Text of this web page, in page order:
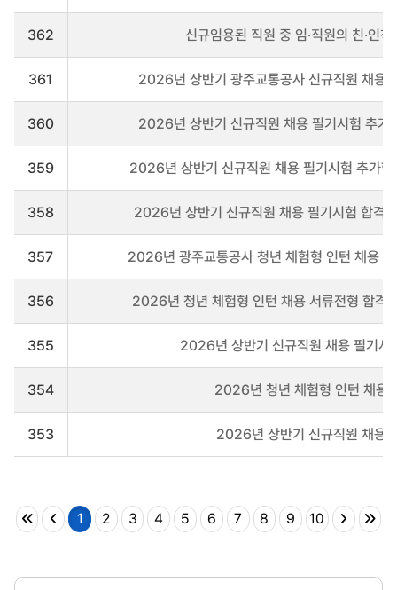
시
트
타
362 신규임용된 직원 중 임·직원의 친·인
361 2026년 상반기 광주교통공사 신규직원 채용
360 2026년 상반기 신규직원 채용 필기시험 추가
359 2026년 상반기 신규직원 채용 필기시험 추가합
358 2026년 상반기 신규직원 채용 필기시험 합격
357 2026년 광주교통공사 청년 체험형 인턴 채용
356 2026년 청년 체험형 인턴 채용 서류전형 합격
355 2026년 상반기 신규직원 채용 필기시
354 2026년 청년 체험형 인턴 채용
353 2026년 상반기 신규직원 채용
1 2 3 4 5 6 7 8 9 10